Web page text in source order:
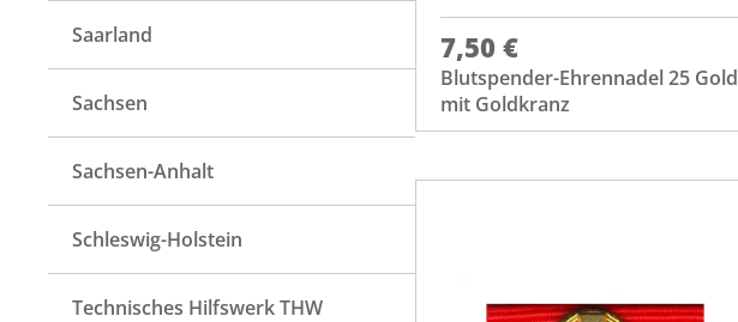
Saarland
Sachsen
Sachsen-Anhalt
Schleswig-Holstein
Technisches Hilfswerk THW
7,50 €
Blutspender-Ehrennadel 25 Gold
mit Goldkranz